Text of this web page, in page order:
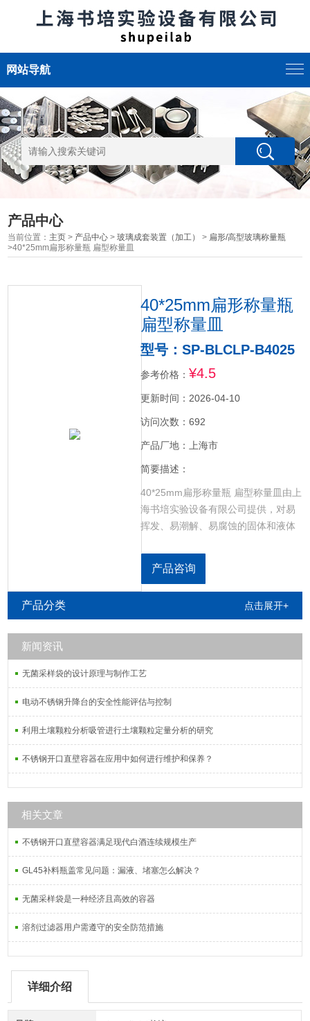
网站导航
产品中心
当前位置： 主页 > 产品中心 >玻璃成套装置（加工） > 扁形/高型玻璃称量瓶
>40*25mm扁形称量瓶 扁型称量皿
40*25mm扁形称量瓶
扁型称量皿
型号：SP-BLCLP-B4025
参考价格： ¥4.5
更新时间：2026-04-10
访问次数：692
产品厂地：上海市
简要描述：
40*25mm扁形称量瓶 扁型称量皿由上
海书培实验设备有限公司提供，对易
挥发、易潮解、易腐蚀的固体和液体
量法烘干固体物，分析水分含量的工
具。
产品咨询
产品分类 点击展开+
新闻资讯
无菌采样袋的设计原理与制作工艺
电动不锈钢升降台的安全性能评估与控制
利用土壤颗粒分析吸管进行土壤颗粒定量分析的研究
不锈钢开口直壁容器在应用中如何进行维护和保养？
相关文章
不锈钢开口直壁容器满足现代白酒连续规模生产
GL45补料瓶盖常见问题：漏液、堵塞怎么解决？
无菌采样袋是一种经济且高效的容器
溶剂过滤器用户需遵守的安全防范措施
详细介绍